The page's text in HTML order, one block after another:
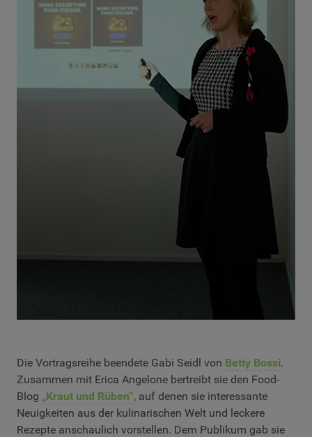
Die Vortragsreihe beendete Gabi Seidl von Betty Bossi.
Zusammen mit Erica Angelone bertreibt sie den Food-
Blog „Kraut und Rüben“, auf denen sie interessante
Neuigkeiten aus der kulinarischen Welt und leckere
Rezepte anschaulich vorstellen. Dem Publikum gab sie